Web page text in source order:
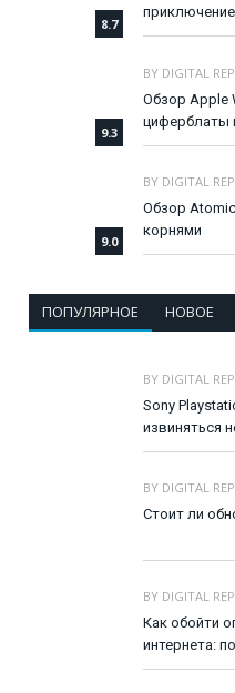
8.7
9.3
BY DIGITAL
Обзор Apple
циферблаты
9.0
BY DIGITAL
Обзор
корнями
ПОПУЛЯРНОЕ НОВОЕ
BY DIGITAL
Sony
извиняться
BY DIGITAL
Стоит ли
BY DIGITAL
Как обойти
интернета: